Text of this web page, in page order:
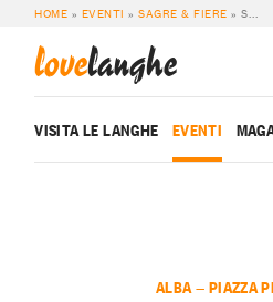
HOME » EVENTI »SAGRE & FIERE »SCARTI D’AUTORE: DIMMI COSA MANGI E TI DIRÒ CHI SEI
lovelanghe
VISITA LE LANGHE EVENTI
ALBA — PIAZZA